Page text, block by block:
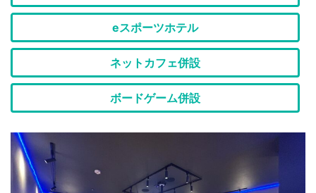
eスポーツホテル
ネットカフェ併設
ボードゲーム併設